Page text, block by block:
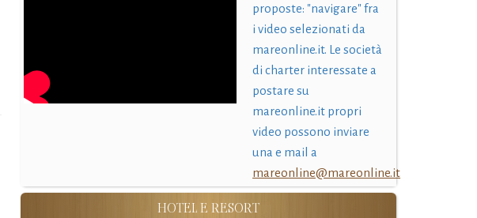
proposte: "navigare" fra
i video selezionati da
mareonline.it. Le società
di charter interessate a
postare su
mareonline.it propri
video possono inviare
una e mail a
mareonline@mareonline.it
HOTEL E RESORT